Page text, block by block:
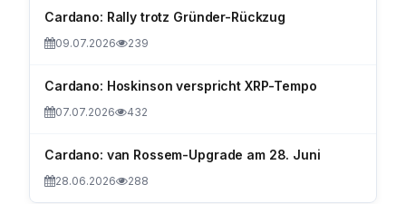
Cardano: Rally trotz Gründer-Rückzug
09.07.2026 239
Cardano: Hoskinson verspricht XRP-Tempo
07.07.2026 432
Cardano: van Rossem-Upgrade am 28. Juni
28.06.2026 288